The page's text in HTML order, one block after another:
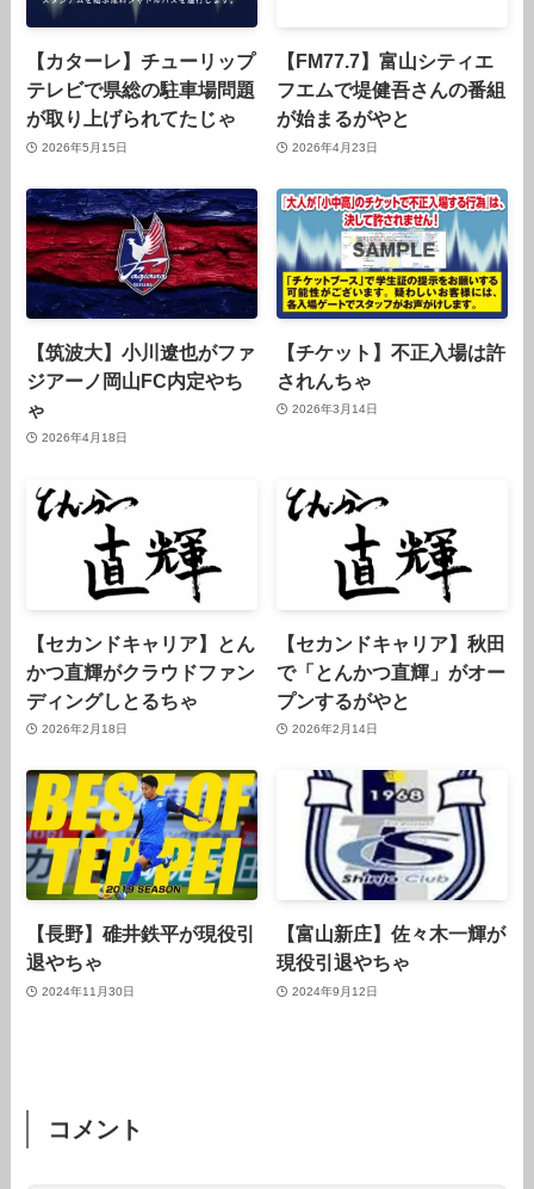
【カターレ】チューリップ
テレビで県総の駐車場問題
が取り上げられてたじゃ
2026年5月15日
【FM77.7】富山シティエ
フエムで堤健吾さんの番組
が始まるがやと
2026年4月23日
【筑波大】小川遼也がファ
ジアーノ岡山FC内定やち
ゃ
2026年4月18日
【チケット】不正入場は許
されんちゃ
2026年3月14日
【セカンドキャリア】とん
かつ直輝がクラウドファン
ディングしとるちゃ
2026年2月18日
【セカンドキャリア】秋田
で「とんかつ直輝」がオー
プンするがやと
2026年2月14日
【長野】碓井鉄平が現役引
退やちゃ
2024年11月30日
【富山新庄】佐々木一輝が
現役引退やちゃ
2024年9月12日
コメント